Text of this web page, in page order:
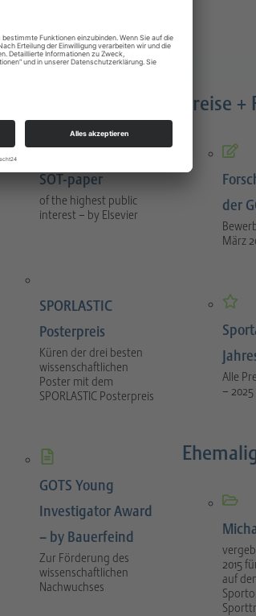
SOT-paper
of the highest public
interest – by Elsevier
SPORLASTIC
Posterpreis
Küren der drei besten
wissenschaftlichen
Poster mit dem
SPORLASTIC Posterpreis
GOTS Young
Investigator Award
– by Bauerfeind
Zur Förderung des
wissenschaftlichen
Nachwuchses
Preise
der
März
Alle
– 2025
2015
auf